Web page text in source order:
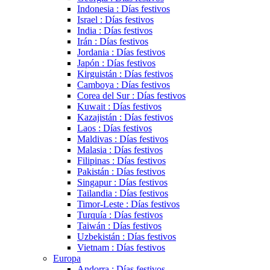
Indonesia : Días festivos
Israel : Días festivos
India : Días festivos
Irán : Días festivos
Jordania : Días festivos
Japón : Días festivos
Kirguistán : Días festivos
Camboya : Días festivos
Corea del Sur : Días festivos
Kuwait : Días festivos
Kazajistán : Días festivos
Laos : Días festivos
Maldivas : Días festivos
Malasia : Días festivos
Filipinas : Días festivos
Pakistán : Días festivos
Singapur : Días festivos
Tailandia : Días festivos
Timor-Leste : Días festivos
Turquía : Días festivos
Taiwán : Días festivos
Uzbekistán : Días festivos
Vietnam : Días festivos
Europa